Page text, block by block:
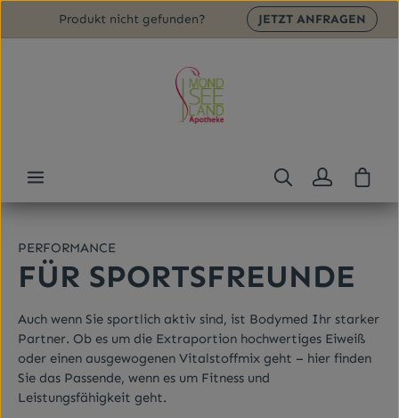
Zum Hauptinhalt springen
Produkt nicht gefunden? JETZT ANFRAGEN
PERFORMANCE
FÜR SPORTSFREUNDE
Auch wenn Sie sportlich aktiv sind, ist Bodymed Ihr starker
Partner. Ob es um die Extraportion hochwertiges Eiweiß
oder einen ausgewogenen Vitalstoffmix geht – hier finden
Sie das Passende, wenn es um Fitness und
Leistungsfähigkeit geht.